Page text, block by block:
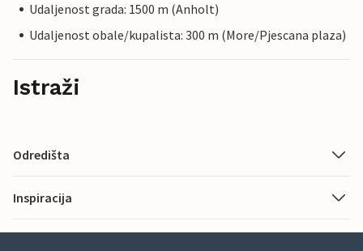
Udaljenost grada: 1500 m (Anholt)
Udaljenost obale/kupalista: 300 m (More/Pjescana plaza)
Istraži
Odredišta
Inspiracija